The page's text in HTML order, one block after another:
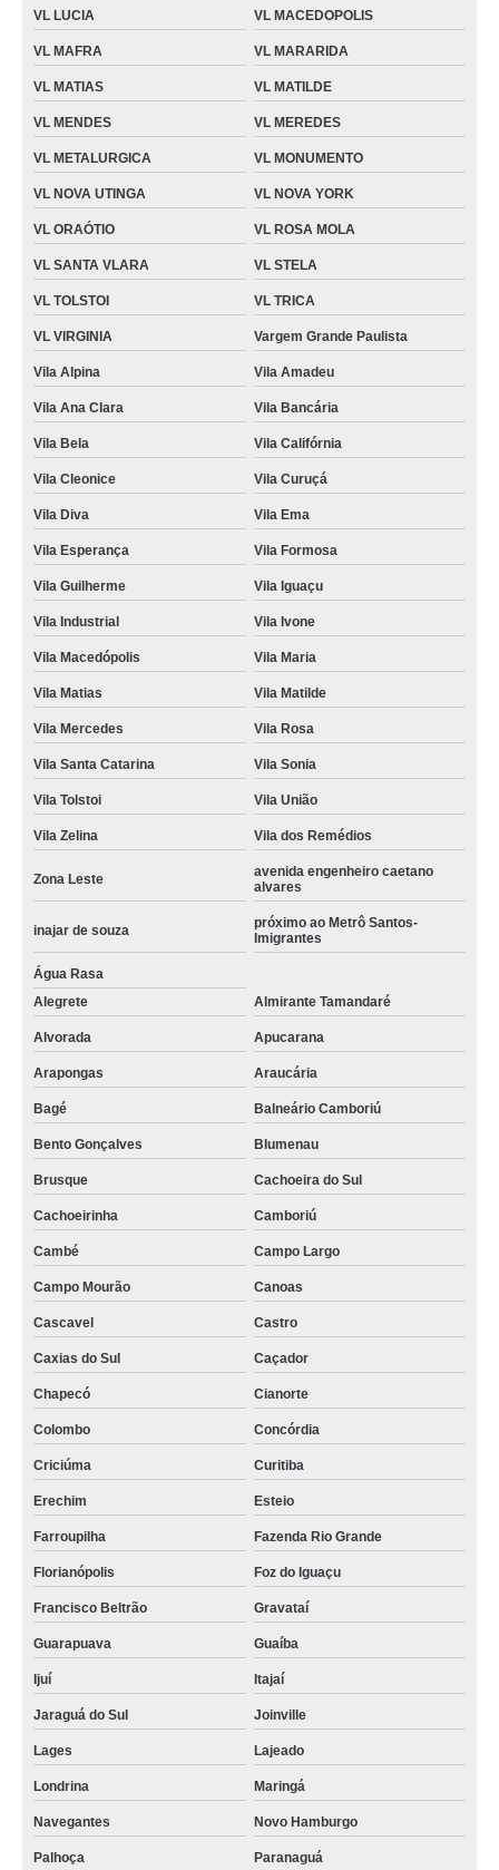
VL LUCIA VL MACEDOPOLIS
VL MAFRA VL MARARIDA
VL MATIAS VL MATILDE
VL MENDES VL MEREDES
VL METALURGICA VL MONUMENTO
VL NOVA UTINGA VL NOVA YORK
VL ORAÓTIO VL ROSA MOLA
VL SANTA VLARA VL STELA
VL TOLSTOI VL TRICA
VL VIRGINIA Vargem Grande Paulista
Vila Alpina Vila Amadeu
Vila Ana Clara Vila Bancária
Vila Bela Vila Califórnia
Vila Cleonice Vila Curuçá
Vila Diva Vila Ema
Vila Esperança Vila Formosa
Vila Guilherme Vila Iguaçu
Vila Industrial Vila Ivone
Vila Macedópolis Vila Maria
Vila Matias Vila Matilde
Vila Mercedes Vila Rosa
Vila Santa Catarina Vila Sonia
Vila Tolstoi Vila União
Vila Zelina Vila dos Remédios
Zona Leste
avenida engenheiro caetano
alvares
inajar de souza
próximo ao Metrô Santos-
Imigrantes
Água Rasa
Alegrete
Almirante Tamandaré
Alvorada Apucarana
Arapongas Araucária
Bagé Balneário Camboriú
Bento Gonçalves Blumenau
Brusque Cachoeira do Sul
Cachoeirinha Camboriú
Cambé Campo Largo
Campo Mourão Canoas
Cascavel Castro
Caxias do Sul Caçador
Chapecó Cianorte
Colombo Concórdia
Criciúma Curitiba
Erechim Esteio
Farroupilha Fazenda Rio Grande
Florianópolis Foz do Iguaçu
Francisco Beltrão Gravataí
Guarapuava Guaíba
Ijuí Itajaí
Jaraguá do Sul Joinville
Lages Lajeado
Londrina Maringá
Navegantes Novo Hamburgo
Palhoça Paranaguá